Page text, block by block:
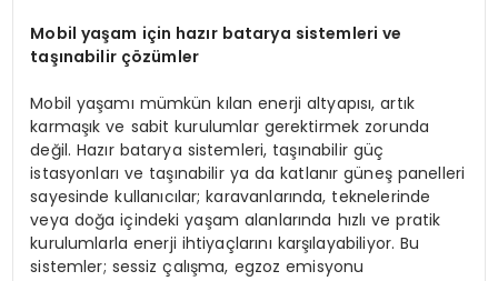
Mobil yaşam için hazır batarya sistemleri ve
taşınabilir çözümler
Mobil yaşamı mümkün kılan enerji altyapısı, artık
karmaşık ve sabit kurulumlar gerektirmek zorunda
değil. Hazır batarya sistemleri, taşınabilir güç
istasyonları ve taşınabilir ya da katlanır güneş panelleri
sayesinde kullanıcılar; karavanlarında, teknelerinde
veya doğa içindeki yaşam alanlarında hızlı ve pratik
kurulumlarla enerji ihtiyaçlarını karşılayabiliyor. Bu
sistemler; sessiz çalışma, egzoz emisyonu